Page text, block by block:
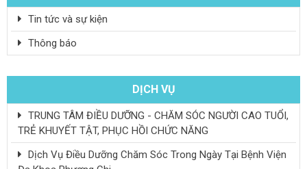
Tin tức và sự kiện
Thông báo
DỊCH VỤ
TRUNG TÂM ĐIỀU DƯỠNG - CHĂM SÓC NGƯỜI CAO TUỔI,
TRẺ KHUYẾT TẬT, PHỤC HỒI CHỨC NĂNG
Dịch Vụ Điều Dưỡng Chăm Sóc Trong Ngày Tại Bệnh Viện